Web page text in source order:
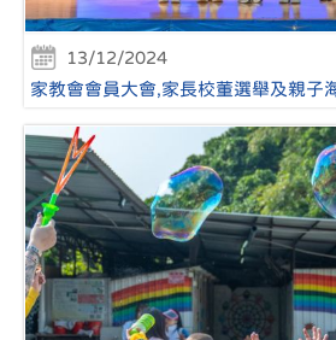
13/12/2024
家教會會員大會,家長校董選舉及親子